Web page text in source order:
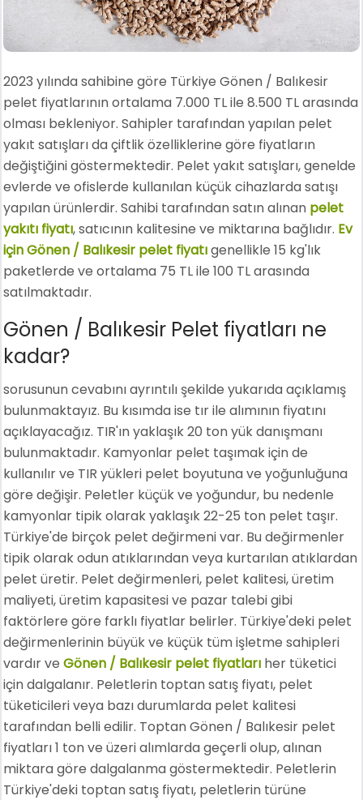
2023 yılında sahibine göre Türkiye Gönen / Balıkesir
pelet fiyatlarının ortalama 7.000 TL ile 8.500 TL arasında
olması bekleniyor. Sahipler tarafından yapılan pelet
yakıt satışları da çiftlik özelliklerine göre fiyatların
değiştiğini göstermektedir. Pelet yakıt satışları, genelde
evlerde ve ofislerde kullanılan küçük cihazlarda satışı
yapılan ürünlerdir. Sahibi tarafından satın alınan pelet
yakıtı fiyatı, satıcının kalitesine ve miktarına bağlıdır. Ev
için Gönen / Balıkesir pelet fiyatıgenellikle 15 kg'lık
paketlerde ve ortalama 75 TL ile 100 TL arasında
satılmaktadır.
Gönen / Balıkesir Pelet fiyatları ne
kadar?
sorusunun cevabını ayrıntılı şekilde yukarıda açıklamış
bulunmaktayız. Bu kısımda ise tır ile alımının fiyatını
açıklayacağız. TIR'ın yaklaşık 20 ton yük danışmanı
bulunmaktadır. Kamyonlar pelet taşımak için de
kullanılır ve TIR yükleri pelet boyutuna ve yoğunluğuna
göre değişir. Peletler küçük ve yoğundur, bu nedenle
kamyonlar tipik olarak yaklaşık 22-25 ton pelet taşır.
Türkiye'de birçok pelet değirmeni var. Bu değirmenler
tipik olarak odun atıklarından veya kurtarılan atıklardan
pelet üretir. Pelet değirmenleri, pelet kalitesi, üretim
maliyeti, üretim kapasitesi ve pazar talebi gibi
faktörlere göre farklı fiyatlar belirler. Türkiye'deki pelet
değirmenlerinin büyük ve küçük tüm işletme sahipleri
vardır veGönen / Balıkesir pelet fiyatları her tüketici
için dalgalanır. Peletlerin toptan satış fiyatı, pelet
tüketicileri veya bazı durumlarda pelet kalitesi
tarafından belli edilir. Toptan Gönen / Balıkesir pelet
fiyatları 1 ton ve üzeri alımlarda geçerli olup, alınan
miktara göre dalgalanma göstermektedir. Peletlerin
Türkiye'deki toptan satış fiyatı, peletlerin türüne